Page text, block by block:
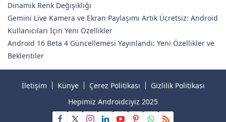
Dinamik Renk Değişikliği
Gemini Live Kamera ve Ekran Paylaşımı Artık Ücretsiz: Android
Kullanıcıları İçin Yeni Özellikler
Android 16 Beta 4 Güncellemesi Yayınlandı: Yeni Özellikler ve
Beklentiler
İletişim Künye Çerez Politikası
Gizlilik Politikası
Hepimiz Androidciyiz 2025